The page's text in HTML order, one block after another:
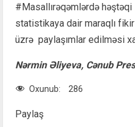
#Masallırəqəmlərdə
statistikaya dair maraqlı
üzrə paylaşımlar edilməsi
Nərmin Əliyeva, Cənub
Oxunub: 286
Paylaş